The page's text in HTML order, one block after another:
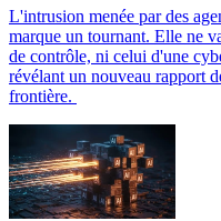
L'intrusion menée par des
marque un tournant. Elle ne
de contrôle, ni celui d'une
révélant un nouveau rapport
frontière.